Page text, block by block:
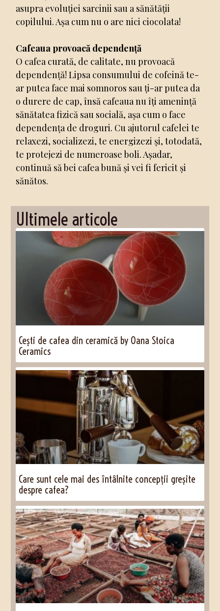
asupra evoluției sarcinii sau a sănătății
copilului. Așa cum nu o are nici ciocolata!
Cafeaua provoacă dependență
O cafea curată, de calitate, nu provoacă
dependență! Lipsa consumului de cofeină te-
ar putea face mai somnoros sau ți-ar putea da
o durere de cap, însă cafeaua nu îți amenință
sănătatea fizică sau socială, așa cum o face
dependența de droguri. Cu ajutorul cafelei te
relaxezi, socializezi, te energizezi și, totodată,
te protejezi de numeroase boli. Așadar,
continuă să bei cafea bună și vei fi fericit și
sănătos.
Ultimele articole
Cești de cafea din ceramică by Oana Stoica
Ceramics
Care sunt cele mai des întâlnite concepții greșite
despre cafea?